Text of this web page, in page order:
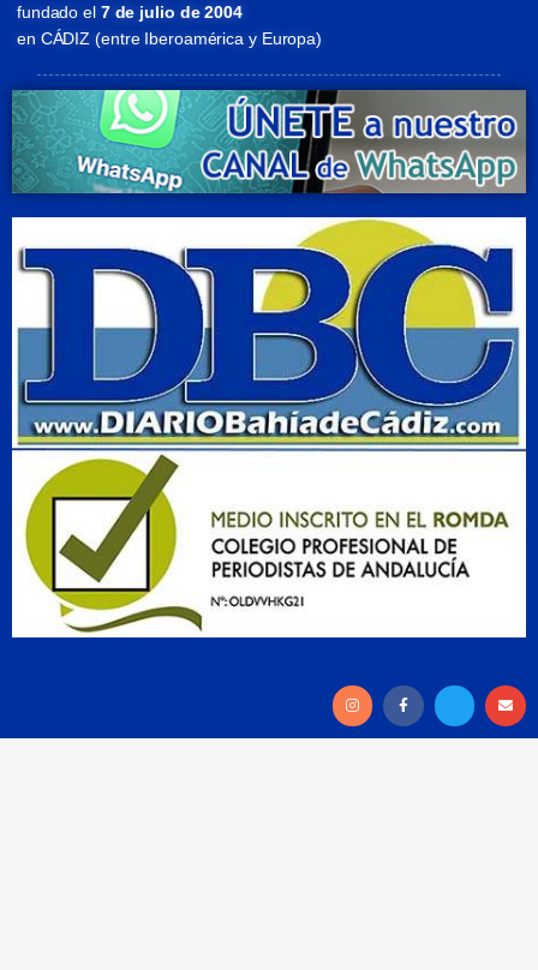
fundado el7 de julio de 2004
en CÁDIZ (entre Iberoamérica y Europa)